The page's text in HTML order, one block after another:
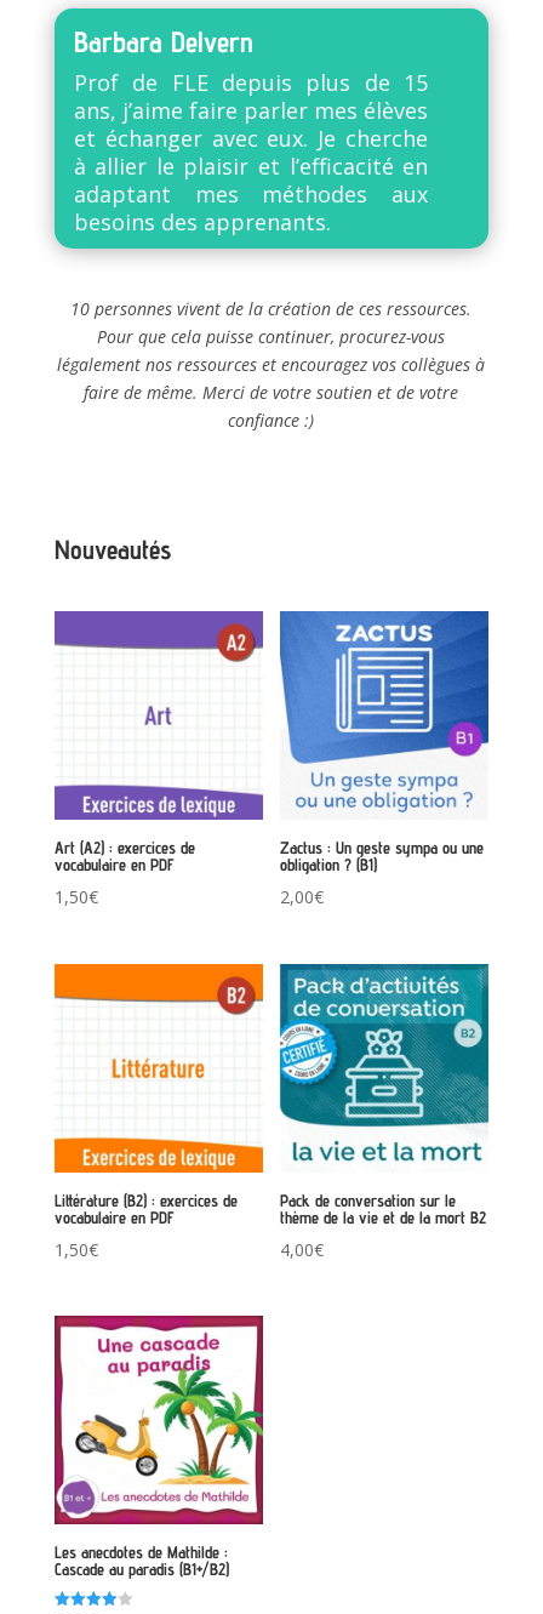
Barbara Delvern
Prof de FLE depuis plus de 15
ans, j’aime faire parler mes élèves
et échanger avec eux. Je cherche
à allier le plaisir et l’efficacité en
adaptant mes méthodes aux
besoins des apprenants.
10 personnes vivent de la création de ces ressources.
Pour que cela puisse continuer, procurez-vous
légalement nos ressources et encouragez vos collègues à
faire de même. Merci de votre soutien et de votre
confiance :)
Nouveautés
Art (A2) : exercices de
vocabulaire en PDF
1,50€
Zactus : Un geste sympa ou une
obligation ? (B1)
2,00€
Littérature (B2) : exercices de
vocabulaire en PDF
1,50€
Pack de conversation sur le
thème de la vie et de la mort B2
4,00€
Les anecdotes de Mathilde :
Cascade au paradis (B1+/B2)